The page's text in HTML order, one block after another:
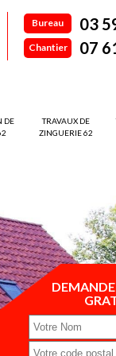
Bureau 03
Chantier 07
DE
TRAVAUX DE
ZINGUERIE 62